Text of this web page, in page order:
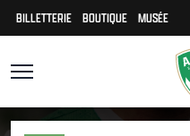
BILLETTERIE BOUTIQUE MUSÉE